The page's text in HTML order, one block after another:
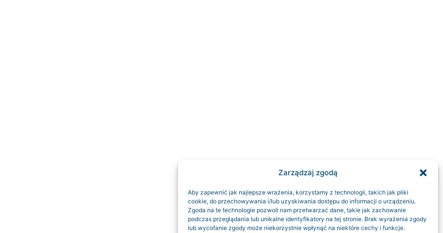
Zarządzaj zgodą
Aby zapewnić jak najlepsze wrażenia, korzystamy z technologii, takich jak pliki
cookie, do przechowywania i/lub uzyskiwania dostępu do informacji o urządzeniu.
Zgoda na te technologie pozwoli nam przetwarzać dane, takie jak zachowanie
podczas przeglądania lub unikalne identyfikatory na tej stronie. Brak wyrażenia zgody
lub wycofanie zgody może niekorzystnie wpłynąć na niektóre cechy i funkcje.